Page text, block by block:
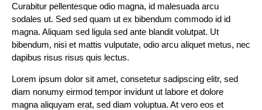
Curabitur pellentesque odio magna, id malesuada arcu
sodales ut. Sed sed quam ut ex bibendum commodo id id
magna. Aliquam sed ligula sed ante blandit volutpat. Ut
bibendum, nisi et mattis vulputate, odio arcu aliquet metus, nec
dapibus risus risus quis lectus.
Lorem ipsum dolor sit amet, consetetur sadipscing elitr, sed
diam nonumy eirmod tempor invidunt ut labore et dolore
magna aliquyam erat, sed diam voluptua. At vero eos et